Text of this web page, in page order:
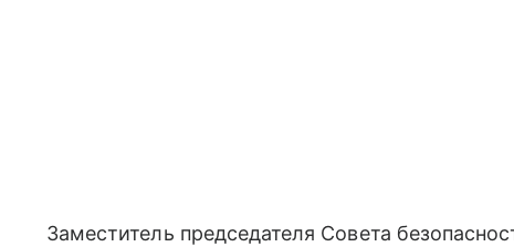
Заместитель председателя Совета